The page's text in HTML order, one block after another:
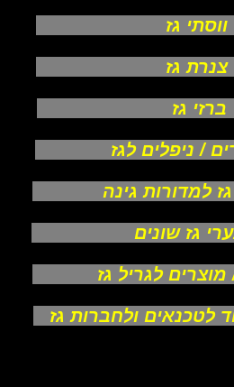
גז
גז
גז
ניפלים לגז
למדורות גינה
גז שונים
לגריל גז
לטכנאים ולחברות גז